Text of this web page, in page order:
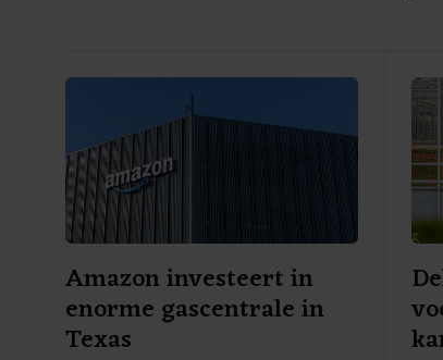
Amazon investeert in
enorme gascentrale in
Texas